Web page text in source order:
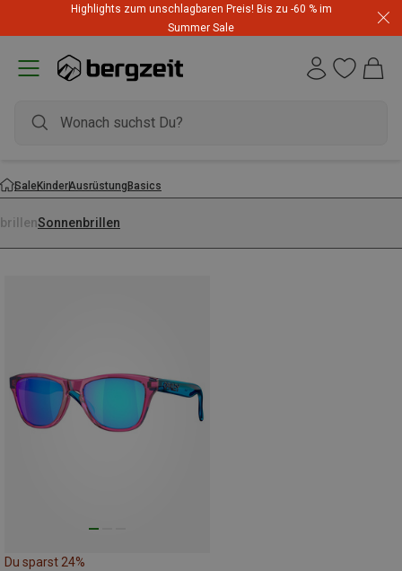
Highlights zum unschlagbaren Preis! Bis zu -60 % im
Summer Sale
SaleKinderAusrüstungBasics
Sonnenbrillen
Du sparst 24%